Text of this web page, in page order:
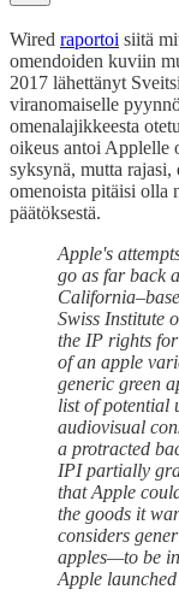
Wired raportoi siitä
omendoiden kuviin
2017 lähettänyt
viranomaiselle
omenalajikkeesta
oikeus antoi Applelle
syksynä, mutta
omenoista pitäisi olla
päätöksestä.
Apple's
go as far back
Swiss Institute
the IP rights
of an apple
generic green
list of potential
audiovisual
a protracted
IPI partially
that Apple
the goods it
considers
apples—to be
Apple launched